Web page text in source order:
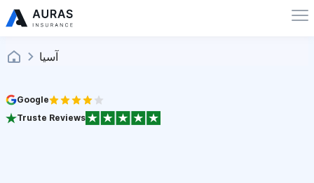
آسيا
Google
Truste Reviews